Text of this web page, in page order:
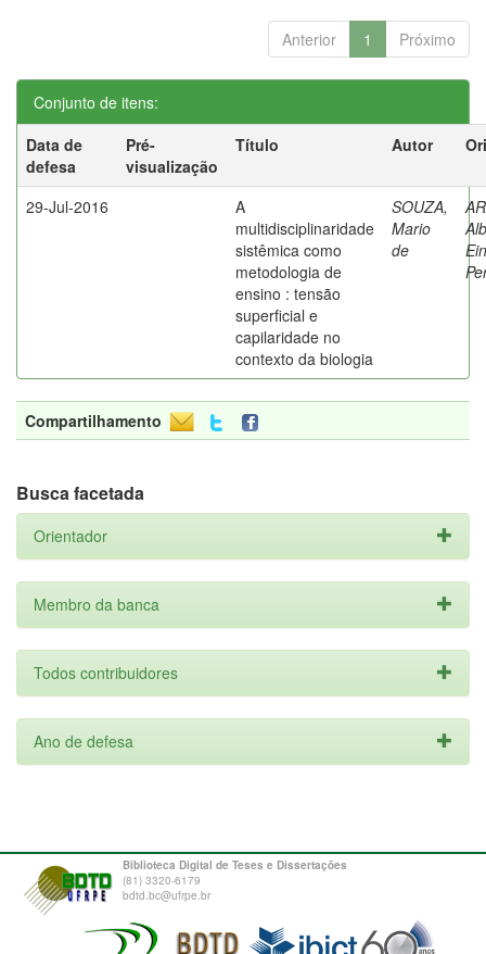
Anterior 1 Próximo
Conjunto de itens:
Data de
defesa
Pré-
visualização
Título Autor
29-Jul-2016
A
multidisciplinaridade
sistêmica como
metodologia de
ensino : tensão
superficial e
capilaridade no
contexto da biologia
SOUZA,
Mario
de
Compartilhamento
Busca facetada
Orientador
Membro da banca
Todos contribuidores
Ano de defesa
Biblioteca Digital de Teses e Dissertações
(81) 3320-6179
bdtd.bc@ufrpe.br